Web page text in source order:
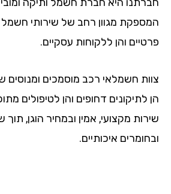
מגוון רחב של שירותי חשמל
והן ללקוחות עסקיים.
לתיקונים דחופים והן לטיפולים
מקצועי, אמין ובמחיר הוגן, תוך
איכותיים.